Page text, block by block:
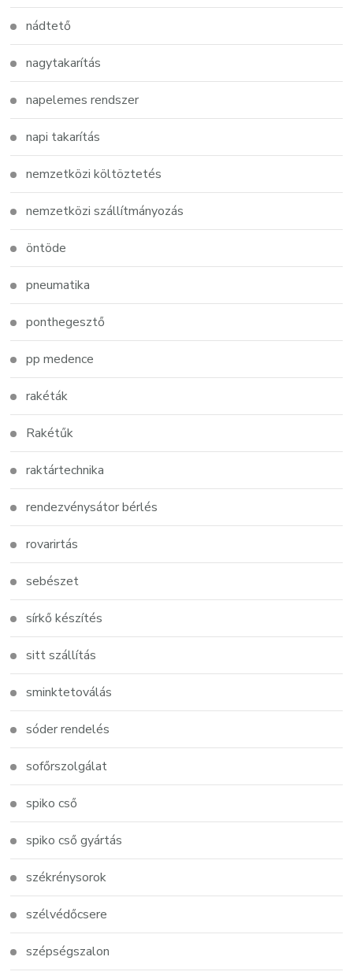
nádtető
nagytakarítás
napelemes rendszer
napi takarítás
nemzetközi költöztetés
nemzetközi szállítmányozás
öntöde
pneumatika
ponthegesztő
pp medence
rakéták
Rakétűk
raktártechnika
rendezvénysátor bérlés
rovarirtás
sebészet
sírkő készítés
sitt szállítás
sminktetoválás
sóder rendelés
sofőrszolgálat
spiko cső
spiko cső gyártás
székrénysorok
szélvédőcsere
szépségszalon